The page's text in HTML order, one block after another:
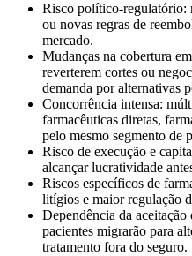
Risco político-regulatório:
ou novas regras de
mercado.
Mudanças na cobertura
reverterem cortes ou
demanda por alternativas
Concorrência intensa:
farmacêuticas diretas,
pelo mesmo segmento de
Risco de execução e
alcançar lucratividade
Riscos específicos de
litígios e maior regulação
Dependência da
pacientes migrarão para
tratamento fora do seguro.